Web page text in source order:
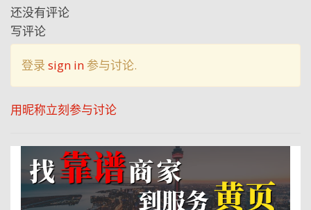
还没有评论
写评论
登录 sign in 参与讨论.
用昵称立刻参与讨论